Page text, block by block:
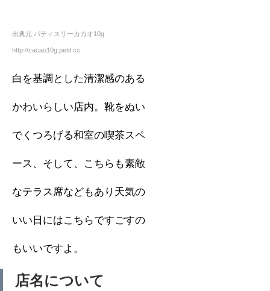
出典元 パティスリーカカオ10g
http://cacao10g.petit.cc
白を基調とした清潔感のある
かわいらしい店内。靴をぬい
でくつろげる和室の喫茶スペ
ース、そして、こちらも素敵
なテラス席などもあり天気の
いい日にはこちらですごすの
もいいですよ。
店名について